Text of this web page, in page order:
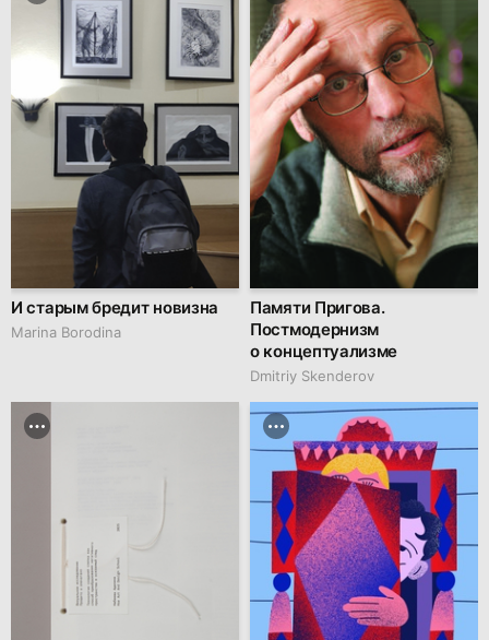
И старым бредит новизна
Marina Borodina
Памяти Пригова.
Постмодернизм
о концептуализме
Dmitriy Skenderov